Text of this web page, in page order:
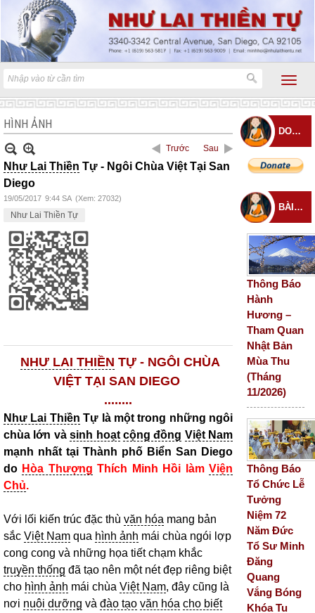
HÌNH ẢNH
Trước Sau
Như Lai Thiền Tự - Ngôi Chùa Việt Tại San
Diego
19/05/2017 9:44 SA (Xem: 27032)
Như Lai Thiền Tự
NHƯ LAI THIỀN TỰ - NGÔI CHÙA
VIỆT TẠI SAN DIEGO
........
Như Lai Thiền Tự là một trong những ngôi
chùa lớn vàsinh hoạt cộng đồng Việt Nam
mạnh nhất tại Thành phố Biển San Diego
do Hòa Thượng Thích Minh Hồi làmViện
Chủ.
Với lối kiến trúc đặc thù văn hóa mang bản
sắc Việt Nam qua hình ảnh mái chùa ngói lợp
cong cong và những họa tiết chạm khắc
truyền thống đã tạo nên một nét đẹp riêng biệt
cho hình ảnh mái chùa Việt Nam, đây cũng là
nơi nuôi dưỡng và đào tạo văn hóa cho biết
DONATE
BÀI ĐĂNG MỚI
Thông Báo
Hành
Hương –
Tham Quan
Nhật Bản
Mùa Thu
(Tháng
11/2026)
Thông Báo
Tổ Chức Lễ
Tưởng
Niệm 72
Năm Đức
Tổ Sư Minh
Đăng
Quang
Vắng Bóng
Khóa Tu